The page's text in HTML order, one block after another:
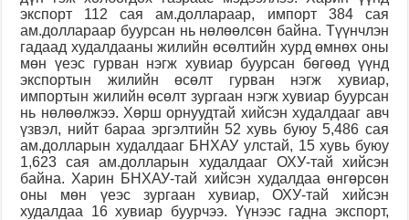
экспорт 112 сая ам.доллараар, импорт 384 сая
ам.доллараар буурсан нь нөлөөлсөн байна. Түүнчлэн
гадаад худалдааны жилийн өсөлтийн хурд өмнөх оны
мөн үеэс гурван нэгж хувиар буурсан бөгөөд үүнд
экспортын жилийн өсөлт гурван нэгж хувиар,
импортын жилийн өсөлт зургаан нэгж хувиар буурсан
нь нөлөөлжээ. Хөрш орнуудтай хийсэн худалдааг авч
үзвэл, нийт бараа эргэлтийн 52 хувь буюу 5,486 сая
ам.долларын худалдааг БНХАУ улстай, 15 хувь буюу
1,623 сая ам.долларын худалдааг ОХУ-тай хийсэн
байна. Харин БНХАУ-тай хийсэн худалдаа өнгөрсөн
оны мөн үеэс зургаан хувиар, ОХУ-тай хийсэн
худалдаа 16 хувиар буурчээ. Үүнээс гадна экспорт,